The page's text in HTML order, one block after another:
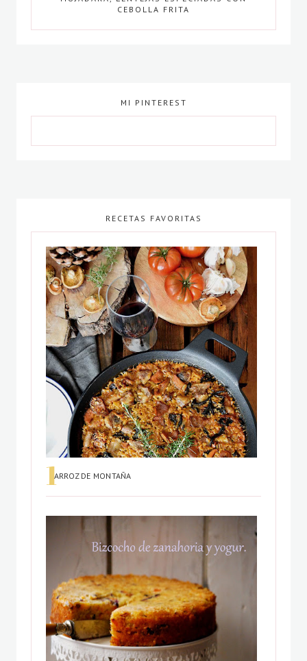
CEBOLLA FRITA
MI PINTEREST
RECETAS FAVORITAS
ARROZ DE MONTAÑA